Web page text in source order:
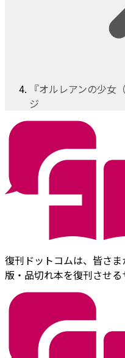
『オルレアンの少女
ジ
復刊ドットコムは、皆さ
版・品切れ本を復刊させる